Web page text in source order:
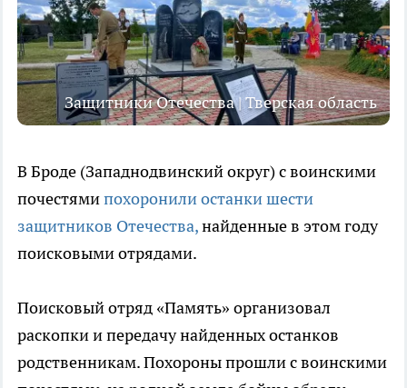
Защитники Отечества | Тверская область
В Броде (Западнодвинский округ) с воинскими
почестямипохоронили останки шести
защитников Отечества,найденные в этом году
поисковыми отрядами.
Поисковый отряд «Память» организовал
раскопки и передачу найденных останков
родственникам. Похороны прошли с воинскими